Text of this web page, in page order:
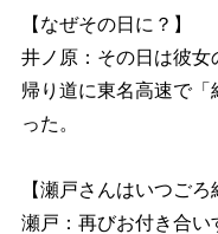
【なぜその日に？】
井ノ原：その日は彼
帰り道に東名高速で
った。
【瀬戸さんはいつご
瀬戸：再びお付き合い